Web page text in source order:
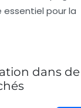
pour la
dans de